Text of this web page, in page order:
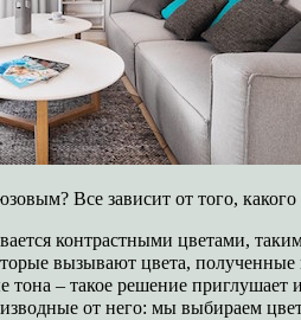
Все зависит от того,
контрастными цветами,
вызывают цвета, полученные
– такое решение приглушает
от него: мы выбираем